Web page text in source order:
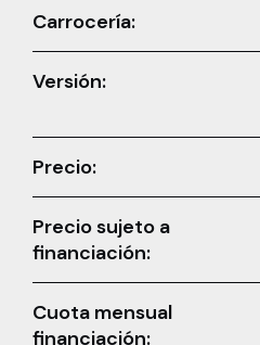
Carrocería:
Versión:
Precio:
Precio sujeto a
financiación:
Cuota mensual
financiación: